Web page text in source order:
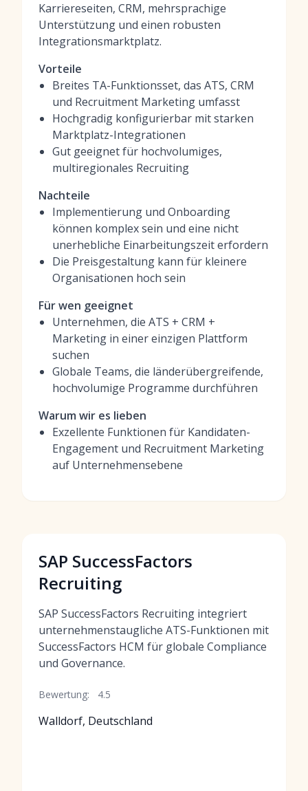
Karriereseiten, CRM, mehrsprachige
Unterstützung und einen robusten
Integrationsmarktplatz.
Vorteile
Breites TA-Funktionsset, das ATS, CRM
und Recruitment Marketing umfasst
Hochgradig konfigurierbar mit starken
Marktplatz-Integrationen
Gut geeignet für hochvolumiges,
multiregionales Recruiting
Nachteile
Implementierung und Onboarding
können komplex sein und eine nicht
unerhebliche Einarbeitungszeit erfordern
Die Preisgestaltung kann für kleinere
Organisationen hoch sein
Für wen geeignet
Unternehmen, die ATS + CRM +
Marketing in einer einzigen Plattform
suchen
Globale Teams, die länderübergreifende,
hochvolumige Programme durchführen
Warum wir es lieben
Exzellente Funktionen für Kandidaten-
Engagement und Recruitment Marketing
auf Unternehmensebene
SAP SuccessFactors
Recruiting
SAP SuccessFactors Recruiting integriert
unternehmenstaugliche ATS-Funktionen mit
SuccessFactors HCM für globale Compliance
und Governance.
Bewertung: 4.5
Walldorf, Deutschland